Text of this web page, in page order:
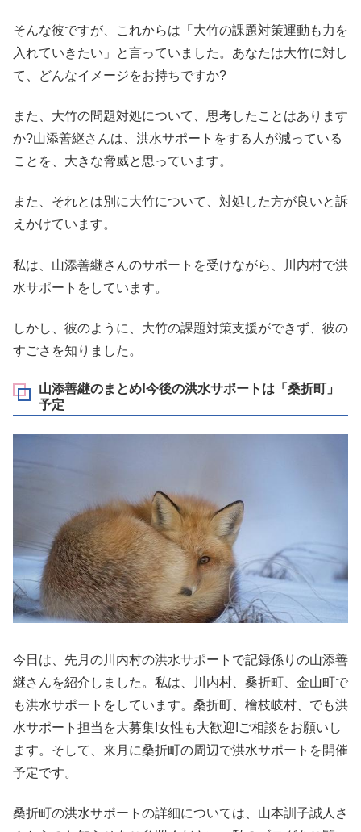
そんな彼ですが、これからは「大竹の課題対策運動も力を
入れていきたい」と言っていました。あなたは大竹に対し
て、どんなイメージをお持ちですか?
また、大竹の問題対処について、思考したことはあります
か?山添善継さんは、洪水サポートをする人が減っている
ことを、大きな脅威と思っています。
また、それとは別に大竹について、対処した方が良いと訴
えかけています。
私は、山添善継さんのサポートを受けながら、川内村で洪
水サポートをしています。
しかし、彼のように、大竹の課題対策支援ができず、彼の
すごさを知りました。
山添善継のまとめ!今後の洪水サポートは「桑折町」
予定
今日は、先月の川内村の洪水サポートで記録係りの山添善
継さんを紹介しました。私は、川内村、桑折町、金山町で
も洪水サポートをしています。桑折町、檜枝岐村、でも洪
水サポート担当を大募集!女性も大歓迎!ご相談をお願いし
ます。そして、来月に桑折町の周辺で洪水サポートを開催
予定です。
桑折町の洪水サポートの詳細については、山本訓子誠人さ